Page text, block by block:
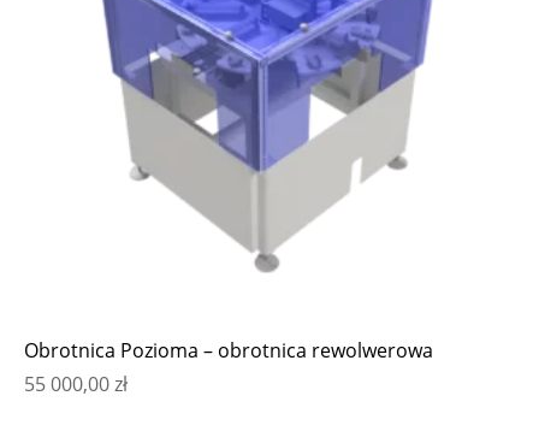
Obrotnica Pozioma – obrotnica rewolwerowa
55 000,00zł